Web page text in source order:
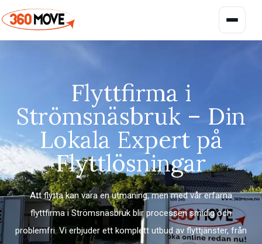
Bohagsflytt
För lägenhet, villa och radhus
Kontorsflytt
För kontor och verksamheter
Flyttfirma Malmö
Flytthjälp i Malmö med omnejd
Flyttfirma Ystad
Trygg flytthjälp i södra Skåne
Flyttfirma i
Strömsnäsbruk – Din
Lokala Expert på
Flyttlösningar
Att flytta kan vara en utmaning, men med vår erfarna
flyttfirma i Strömsnäsbruk blir processen smidig och
problemfri. Vi erbjuder ett komplett utbud av flyttjänster, från